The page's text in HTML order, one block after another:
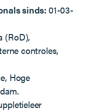
sinds: 01-03-
(RoD),
controles,
Hoge